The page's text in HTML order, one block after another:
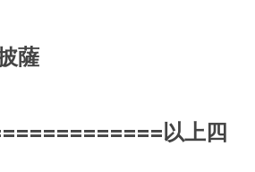
薩
以上四